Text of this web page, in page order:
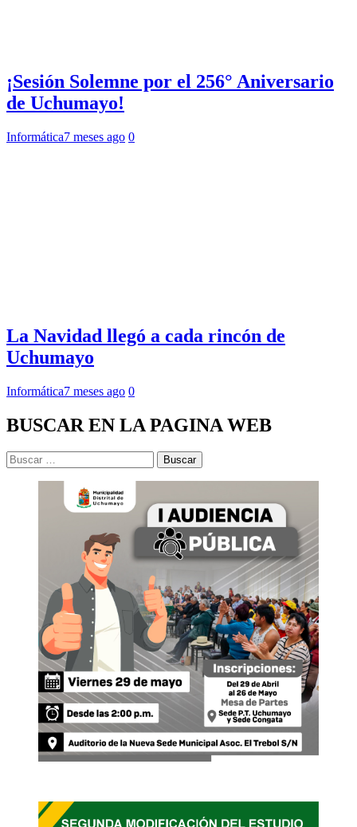
¡Sesión Solemne por el 256° Aniversario
de Uchumayo!
Informática7 meses ago 0
La Navidad llegó a cada rincón de
Uchumayo
Informática7 meses ago 0
BUSCAR EN LA PAGINA WEB
Buscar: